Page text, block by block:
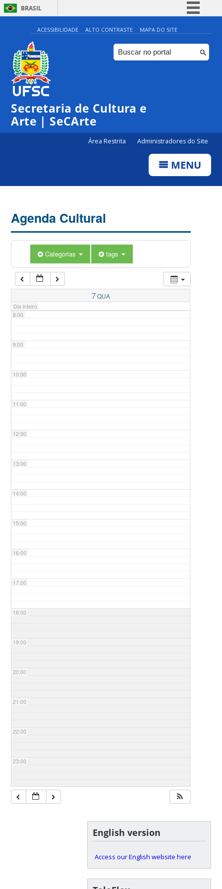
BRASIL
Simplifique!
Comunica BR
Participe
ACESSIBILIDADE ALTO CONTRASTE MAPA DO SITE
Secretaria de Cultura e
Arte | SeCArte
Área Restrita Administradores do Site
MENU
Agenda Cultural
Categorias tags
7QUA
Dia inteiro
0:00
1:00
5:00
7:00
8:00
9:00
10:00
11:00
12:00
13:00
14:00
15:00
16:00
17:00
18:00
19:00
20:00
21:00
22:00
23:00
English version
Access our English website here